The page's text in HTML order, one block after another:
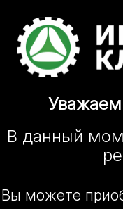
В данный
Вы можете